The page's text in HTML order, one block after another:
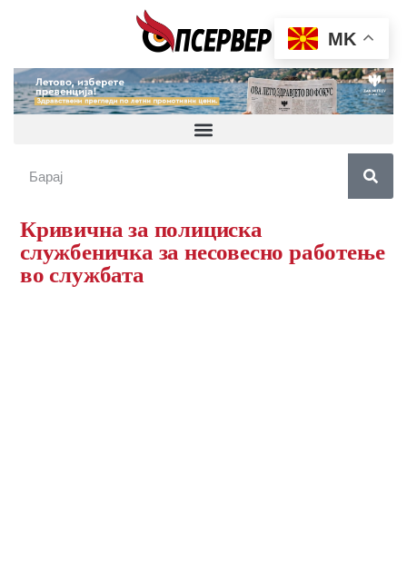
Кривична за полициска
службеничка за несовесно работење
во службата
MK